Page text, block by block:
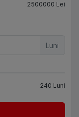
2500000 Lei
Luni
240 Luni